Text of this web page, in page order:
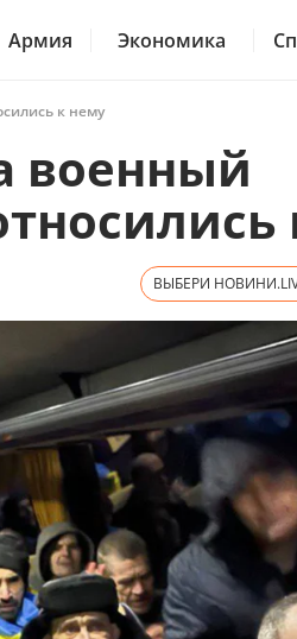
Армия Экономика
к нему
военный
ВЫБЕРИ